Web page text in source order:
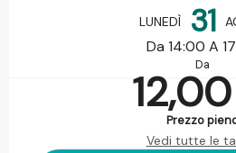
LUNEDÌ 31
Da 14:00 A
Da
Prezzo
Vedi tutte le